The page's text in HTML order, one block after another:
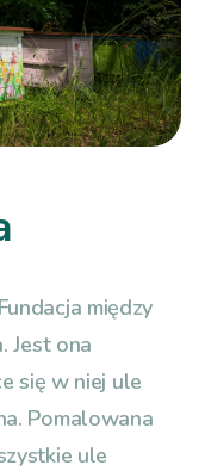
między
Jest ona
się w niej ule
Pomalowana
ule